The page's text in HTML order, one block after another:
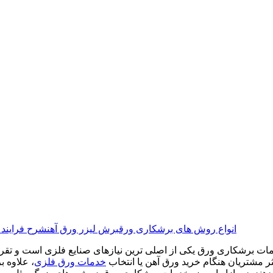
انواع روش‌ های برشکاری ورقبرش لیزر ورق آهنشرح
برشکاری ورق یکی از اصلی‌ ترین نیازهای صنایع فلزی است و
مشتریان هنگام خرید ورق آهن یا انتخاب خدمات ورق فلزی،